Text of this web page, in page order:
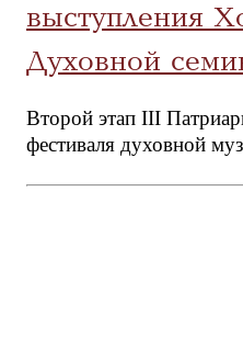
выступления
Духовной
Второй этап III
фестиваля духовной